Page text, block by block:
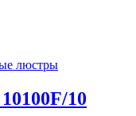
люстры
10